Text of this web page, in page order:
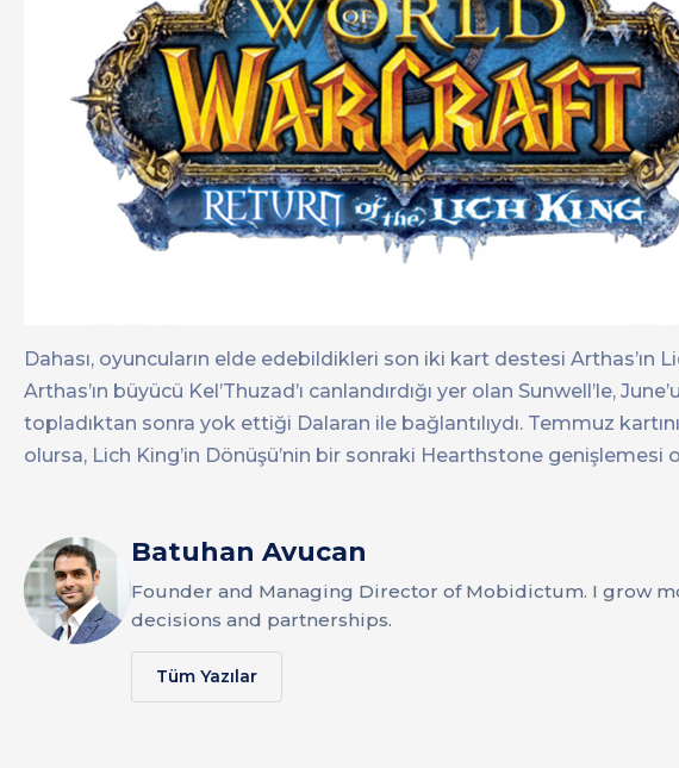
Dahası, oyuncuların elde edebildikleri son iki kart destesi Arthas’ın
Arthas’ın büyücü Kel’Thuzad’ı canlandırdığı yer olan Sunwell’le,
topladıktan sonra yok ettiği Dalaran ile bağlantılıydı. Temmuz
olursa, Lich King’in Dönüşü’nin bir sonraki Hearthstone genişlemesi
Batuhan Avucan
Founder and Managing Director of Mobidictum. I grow
decisions and partnerships.
Tüm Yazılar